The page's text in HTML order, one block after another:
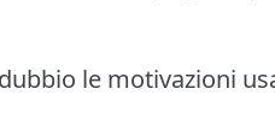
le motivazioni